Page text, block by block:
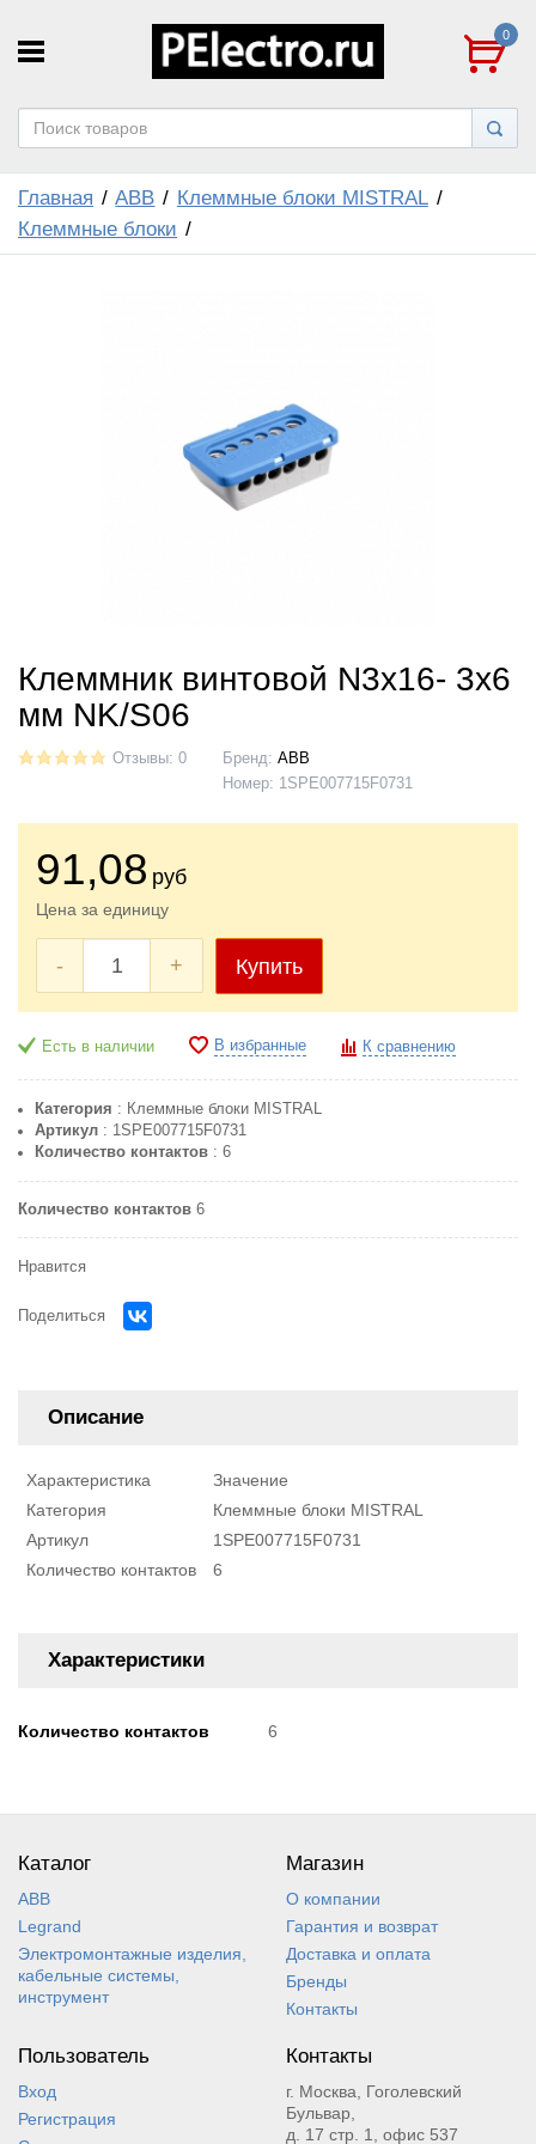
0
Главная ABB
Клеммные блоки MISTRAL
Клеммные блоки
Клеммник винтовой N3x16- 3х6
мм NK/S06
Отзывы: 0 Бренд: ABB
Номер: 1SPE007715F0731
91,08 руб
Цена за единицу
- + Купить
Есть в наличии В избранные К сравнению
Категория : Клеммные блоки MISTRAL
Артикул: 1SPE007715F0731
Количество контактов: 6
Количество контактов 6
Нравится
Поделиться
Описание
Характеристика
Значение
Категория
Клеммные блоки MISTRAL
Артикул
1SPE007715F0731
Количество контактов
6
Характеристики
Количество контактов 6
Каталог
ABB
Legrand
Электромонтажные изделия,
кабельные системы,
инструмент
Магазин
О компании
Гарантия и возврат
Доставка и оплата
Бренды
Контакты
Пользователь
Вход
Регистрация
Контакты
г. Москва, Гоголевский
Бульвар,
д. 17 стр. 1, офис 537